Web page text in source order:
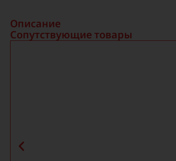
Описание
Сопутствующие товары